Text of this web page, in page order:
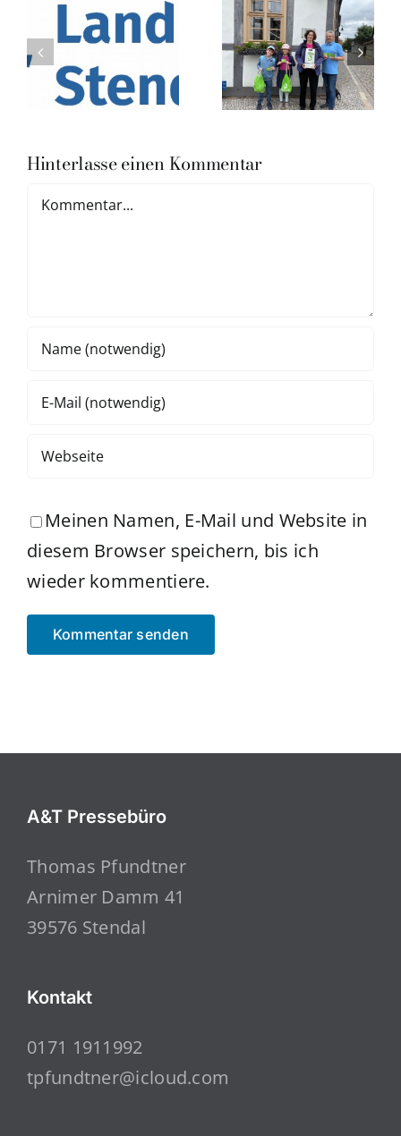
Hinterlasse einen Kommentar
Kommentar
Meinen Namen, E-Mail und Website in
diesem Browser speichern, bis ich
wieder kommentiere.
A&T Pressebüro
Thomas Pfundtner
Arnimer Damm 41
39576 Stendal
Kontakt
0171 1911992
tpfundtner@icloud.com